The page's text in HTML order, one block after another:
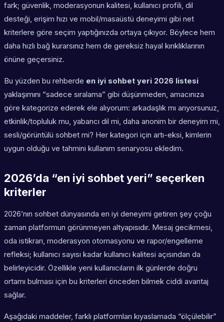
fark; güvenlik, moderasyonun kalitesi, kullanıcı profili, dil
desteği, erişim hızı ve mobil/masaüstü deneyimi gibi net
kriterlere göre seçim yaptığınızda ortaya çıkıyor. Böylece hem
daha hızlı bağ kurarsınız hem de gereksiz hayal kırıklıklarının
önüne geçersiniz.
Bu yüzden bu rehberde en iyi sohbet yeri 2026 listesi
yaklaşımını “sadece sıralama” gibi düşünmeden, amacınıza
göre kategorize ederek ele alıyorum: arkadaşlık mı arıyorsunuz,
etkinlik/topluluk mu, yabancı dil mi, daha anonim bir deneyim mi,
sesli/görüntülü sohbet mi? Her kategori için artı-eksi, kimlerin
uygun olduğu ve tahmini kullanım senaryosu ekledim.
2026’da “en iyi sohbet yeri” seçerken
kriterler
2026’nın sohbet dünyasında en iyi deneyimi getiren şey çoğu
zaman platformun görünmeyen altyapısıdır. Mesaj gecikmesi,
oda istikrarı, moderasyon otomasyonu ve rapor/engelleme
refleksi; kullanıcı sayısı kadar kullanıcı kalitesi açısından da
belirleyicidir. Özellikle yeni kullanıcıların ilk günlerde doğru
ortamı bulması için bu kriterleri önceden bilmek ciddi avantaj
sağlar.
Aşağıdaki maddeler, farklı platformları kıyaslamada “ölçülebilir”